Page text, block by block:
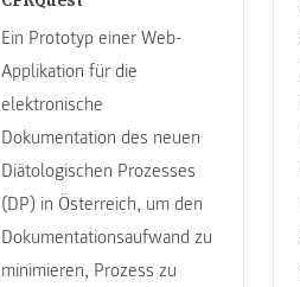
Ein Prototyp einer Web-
Applikation für die
elektronische
Dokumentation des neuen
Diätologischen Prozesses
(DP) in Österreich, um den
Dokumentationsaufwand zu
minimieren, Prozess zu